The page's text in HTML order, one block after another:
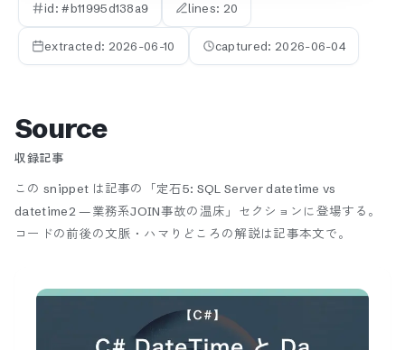
id: #b11995d138a9 lines: 20
extracted: 2026-06-10 captured: 2026-06-04
Source
収録記事
この snippet は記事の「定石5: SQL Server datetime vs
datetime2 —業務系JOIN事故の温床」セクションに登場する。
コードの前後の文脈・ハマりどころの解説は記事本文で。